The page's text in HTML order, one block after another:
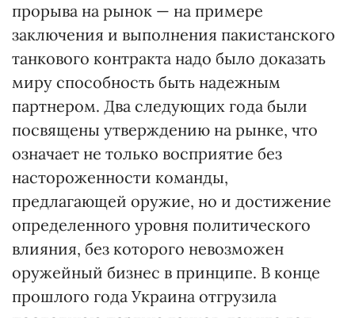
прорыва на рынок — на примере
заключения и выполнения пакистанского
танкового контракта надо было доказать
миру способность быть надежным
партнером. Два следующих года были
посвящены утверждению на рынке, что
означает не только восприятие без
настороженности команды,
предлагающей оружие, но и достижение
определенного уровня политического
влияния, без которого невозможен
оружейный бизнес в принципе. В конце
прошлого года Украина отгрузила